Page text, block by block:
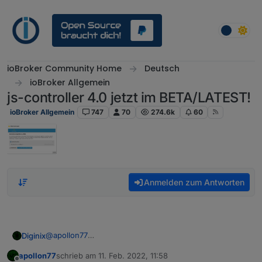
ioBroker Community Home
Deutsch
ioBroker Allgemein
js-controller 4.0 jetzt im BETA/LATEST!
ioBroker Allgemein 747 70 274.6k 60
Anmelden zum Antworten
Diginix@apollon77
2022-02-11 12:29:25.448 - info: simple-api.0
apollon77schrieb am 11. Feb. 2022, 11:58